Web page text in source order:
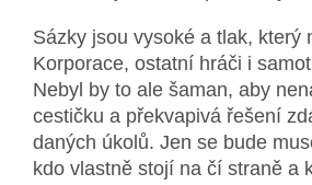
Sázky jsou vysoké a tlak, který
Korporace, ostatní hráči i
Nebyl by to ale šaman, aby
cestičku a překvapivá řešení
daných úkolů. Jen se bude
kdo vlastně stojí na čí straně a